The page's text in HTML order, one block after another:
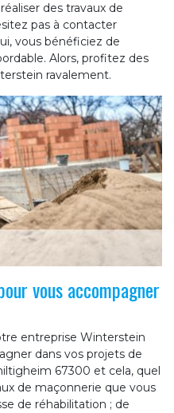
des travaux de
pas à contacter
vous bénéficiez de
Alors, profitez des
ravalement.
vous accompagner
entreprise Winterstein
dans vos projets de
67300 et cela, quel
de maçonnerie que vous
de réhabilitation ; de